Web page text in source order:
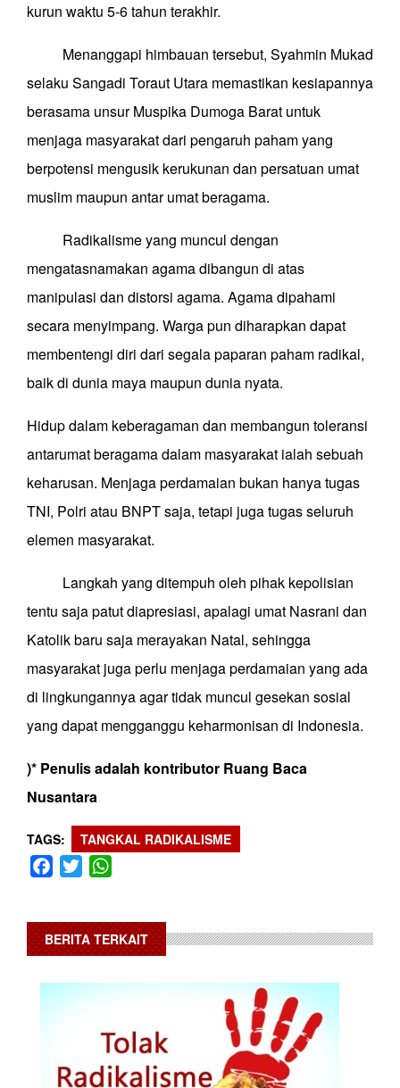
kurun waktu 5-6 tahun terakhir.
Menanggapi himbauan tersebut, Syahmin Mukad
selaku Sangadi Toraut Utara memastikan kesiapannya
berasama unsur Muspika Dumoga Barat untuk
menjaga masyarakat dari pengaruh paham yang
berpotensi mengusik kerukunan dan persatuan umat
muslim maupun antar umat beragama.
Radikalisme yang muncul dengan
mengatasnamakan agama dibangun di atas
manipulasi dan distorsi agama. Agama dipahami
secara menyimpang. Warga pun diharapkan dapat
membentengi diri dari segala paparan paham radikal,
baik di dunia maya maupun dunia nyata.
Hidup dalam keberagaman dan membangun toleransi
antarumat beragama dalam masyarakat ialah sebuah
keharusan. Menjaga perdamaian bukan hanya tugas
TNI, Polri atau BNPT saja, tetapi juga tugas seluruh
elemen masyarakat.
Langkah yang ditempuh oleh pihak kepolisian
tentu saja patut diapresiasi, apalagi umat Nasrani dan
Katolik baru saja merayakan Natal, sehingga
masyarakat juga perlu menjaga perdamaian yang ada
di lingkungannya agar tidak muncul gesekan sosial
yang dapat mengganggu keharmonisan di Indonesia.
)* Penulis adalah kontributor Ruang Baca
Nusantara
TAGS TANGKAL RADIKALISME
Facebook
Twitter
BERITA TERKAIT